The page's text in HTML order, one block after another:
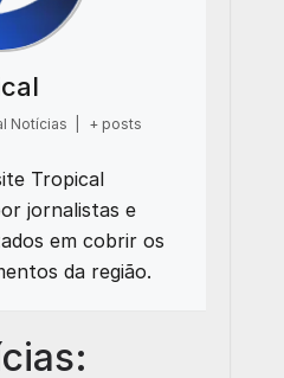
Notícias + posts
Tropical
jornalistas e
em cobrir os
da região.